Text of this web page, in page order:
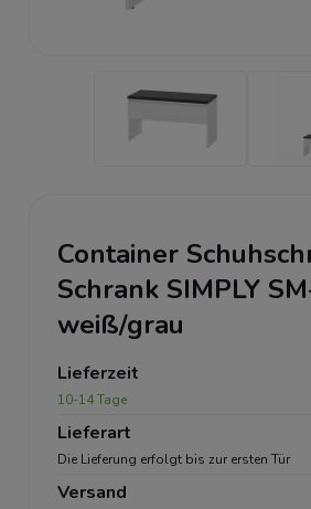
Container
Schrank SIMPLY
weiß/grau
Lieferzeit
10-14 Tage
Lieferart
Die Lieferung erfolgt bis zur ersten Tür
Versand